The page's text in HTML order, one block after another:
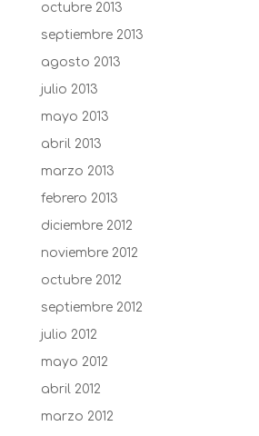
octubre 2013
septiembre 2013
agosto 2013
julio 2013
mayo 2013
abril 2013
marzo 2013
febrero 2013
diciembre 2012
noviembre 2012
octubre 2012
septiembre 2012
julio 2012
mayo 2012
abril 2012
marzo 2012